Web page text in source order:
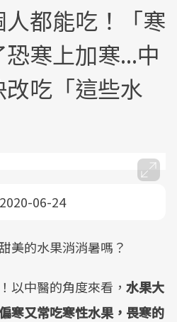
都能吃！「寒
寒上加寒...中
吃「這些水
2020-06-24
美的水果消消暑嗎？
以中醫的角度來看， 水果大
寒又常吃寒性水果，畏寒的